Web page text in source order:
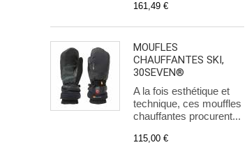
161,49 €
MOUFLES
CHAUFFANTES SKI,
30SEVEN®
A la fois esthétique et
technique, ces mouffles
chauffantes procurent...
115,00 €